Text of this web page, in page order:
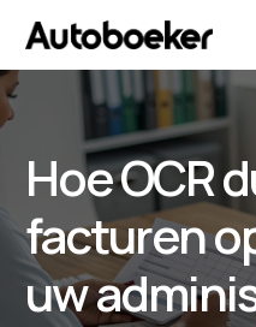
Hoe OCR
facturen
uw
AI